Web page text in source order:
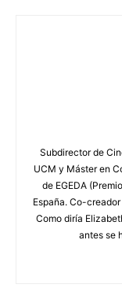
Subdirector de
UCM y Máster en
de EGEDA
España. Co-
Como diría
antes se